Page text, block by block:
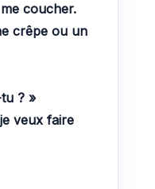
coucher.
crêpe ou un
? »
veux faire